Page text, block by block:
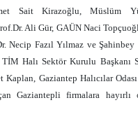
Sait Kirazoğlu, Müslüm
Ali Gür, GAÜN Naci
Necip Fazıl Yılmaz ve Şahinbey
Halı Sektör Kurulu Başkanı
Kaplan, Gaziantep Halıcılar
Gaziantepli firmalara hayırlı